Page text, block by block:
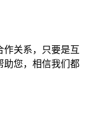
作关系，只要是互
助您，相信我们都